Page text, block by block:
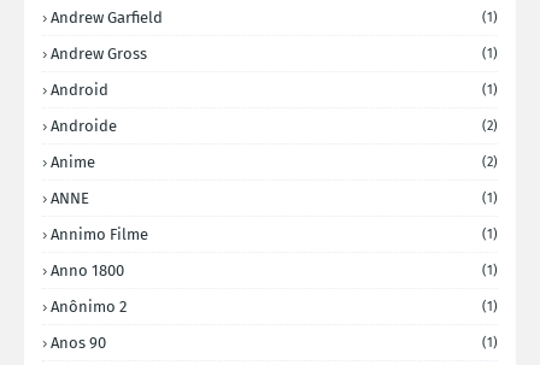
Andrew Garfield (1)
Andrew Gross (1)
Android (1)
Androide (2)
Anime (2)
ANNE (1)
Annimo Filme (1)
Anno 1800 (1)
Anônimo 2 (1)
Anos 90 (1)